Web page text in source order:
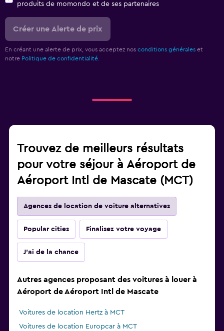
produits de momondo et de ses partenaires
Créer une Alerte de prix
En créant une alerte de prix, vous acceptez nos conditions générales et
notre Politique de confidentialité.
Trouvez de meilleurs résultats
pour votre séjour à Aéroport de
Aéroport Intl de Mascate (MCT)
Agences de location de voiture alternatives
Popular cities Finalisez votre voyage
J'ai de la chance
Autres agences proposant des voitures à louer à
Aéroport de Aéroport Intl de Mascate
Voitures de location Hertz à MCT
Voitures de location Europcar à MCT